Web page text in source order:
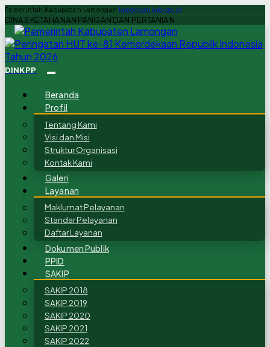
Pemerintah Kabupaten Lamongan lamongankab.go.id
DINAS KETAHANAN PANGAN DAN PERTANIAN
DINKPP
Beranda
Profil
Tentang Kami
Visi dan Misi
Struktur Organisasi
Kontak Kami
Galeri
Layanan
Maklumat Pelayanan
Standar Pelayanan
Daftar Layanan
Dokumen Publik
PPID
SAKIP
SAKIP 2018
SAKIP 2019
SAKIP 2020
SAKIP 2021
SAKIP 2022